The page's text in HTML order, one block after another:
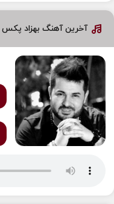
آخرین آهنگ بهزاد پکس